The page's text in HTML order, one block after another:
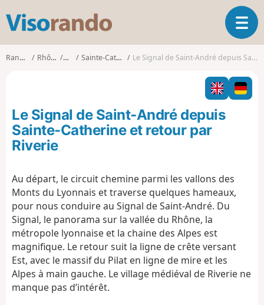
s
o
o
O
u
v
i
r
l
Randonnées Rhône-Alpes RhôneSainte-Catherine (Rhône) Le Signal de Saint-André depuis Sainte-Catherine et retour par Riverie
Le Signal de Saint-André depuis
Sainte-Catherine et retour par
Riverie
Au départ, le circuit chemine parmi les vallons des
Monts du Lyonnais et traverse quelques hameaux,
pour nous conduire au Signal de Saint-André. Du
Signal, le panorama sur la vallée du Rhône, la
métropole lyonnaise et la chaine des Alpes est
magnifique. Le retour suit la ligne de crête versant
Est, avec le massif du Pilat en ligne de mire et les
Alpes à main gauche. Le village médiéval de Riverie ne
manque pas d’intérêt.